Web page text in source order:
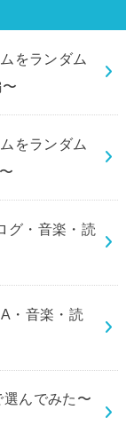
をランダム
をランダム
グ・音楽・読
・音楽・読
んでみた〜